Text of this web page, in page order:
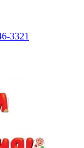
3321